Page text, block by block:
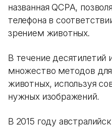
названная QCPA,
телефона в
зрением животных.
В течение десятилетий
множество методов
животных, используя
нужных изображений.
В 2015 году